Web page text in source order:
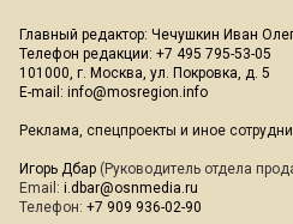
Главный редактор: Чечушкин Иван
Телефон редакции: +7 495 795-53-05
101000, г. Москва, ул. Покровка, д. 5
E-mail: info@mosregion.info
Реклама, спецпроекты и иное
Игорь Дбар (Руководитель отдела
Email: i.dbar@osnmedia.ru
Телефон: +7 909 936-02-90